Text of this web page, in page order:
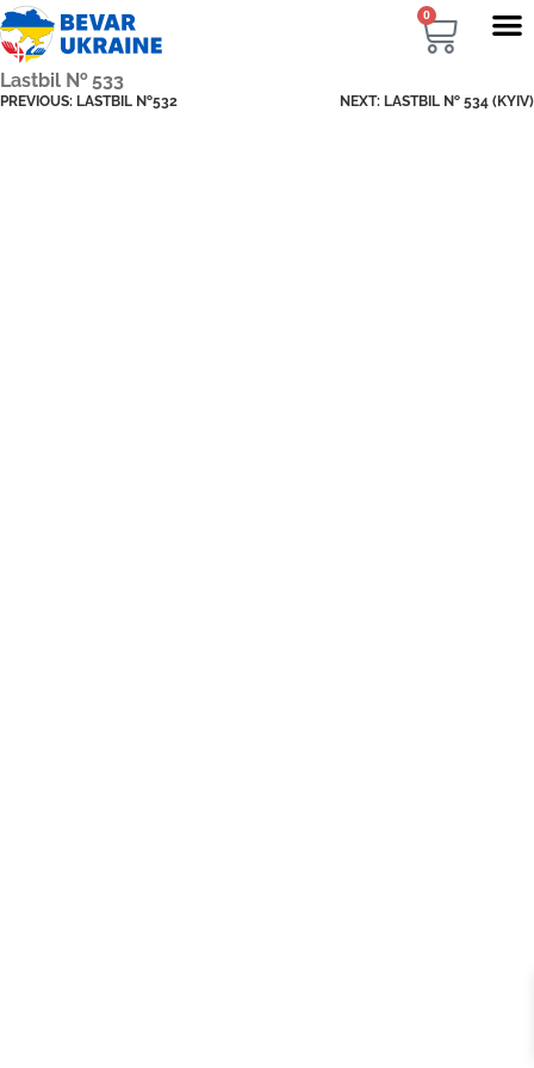
0
Lastbil № 533
PREVIOUS: LASTBIL №532 NEXT: LASTBIL № 534 (KYIV)